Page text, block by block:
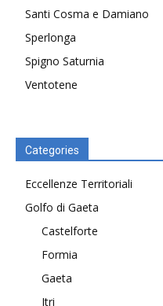
Santi Cosma e Damiano
Sperlonga
Spigno Saturnia
Ventotene
Categories
Eccellenze Territoriali
Golfo di Gaeta
Castelforte
Formia
Gaeta
Itri